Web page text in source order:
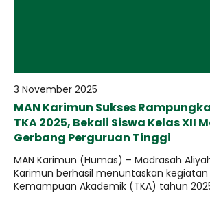
3 November 2025
MAN Karimun Sukses
TKA 2025, Bekali Siswa Kelas XII
Gerbang Perguruan Tinggi
MAN Karimun (Humas) – Madrasah
Karimun berhasil menuntaskan kegiatan
Kemampuan Akademik (TKA) tahun